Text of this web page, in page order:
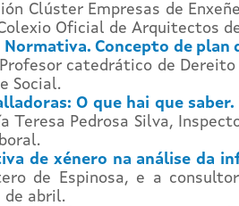
Clúster Empresas de
Oficial de Arquitectos
Concepto de plan
catedrático de
Social.
O que hai que saber.
Teresa Pedrosa Silva,
de xénero na análise da
de Espinosa, e a
de abril.